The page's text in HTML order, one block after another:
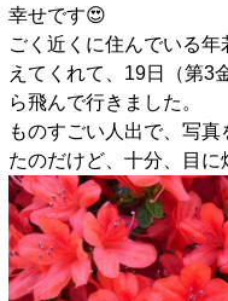
幸せです😍
ごく近くに住んでいる
えてくれて、19日（第3
ら飛んで行きました。
ものすごい人出で、写
たのだけど、十分、目に